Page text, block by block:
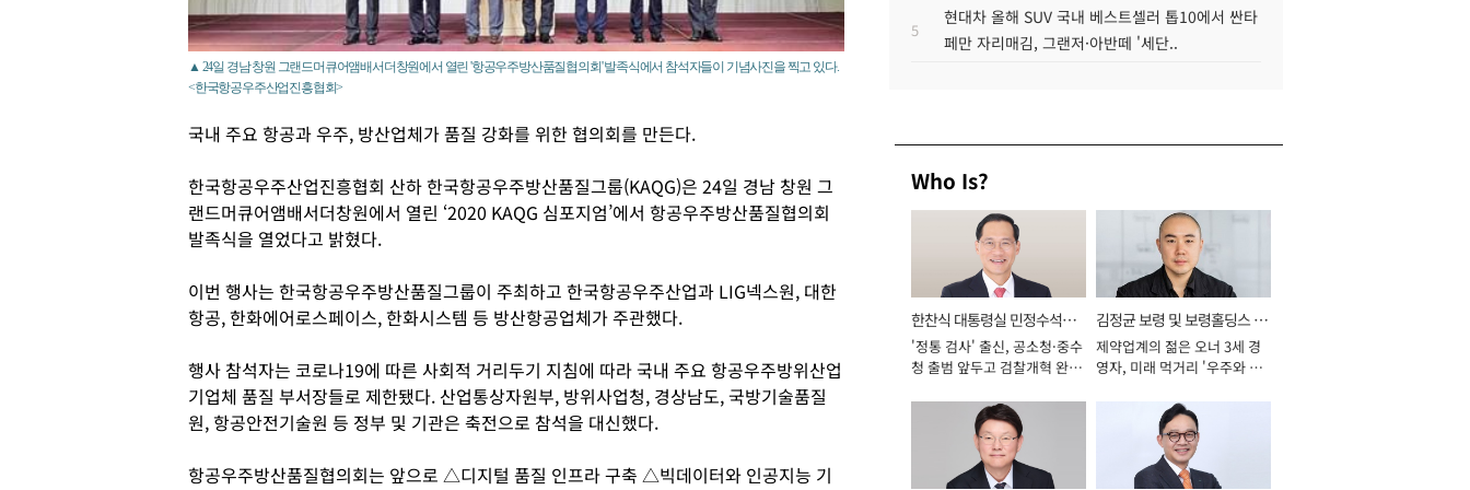
▲ 24일 경남 창원 그랜드머큐어앰배서더창원에서 열린 '항공우주방산품질협의회' 발족식에서 참석자들이 기념사진을 찍고 있다.
<한국항공우주산업진흥협회>
국내 주요 항공과 우주, 방산업체가 품질 강화를 위한 협의회를 만든다.
한국항공우주산업진흥협회 산하 한국항공우주방산품질그룹(KAQG)은 24일 경남 창원 그
랜드머큐어앰배서더창원에서 열린 ‘2020 KAQG 심포지엄’에서 항공우주방산품질협의회
발족식을 열었다고 밝혔다.
이번 행사는 한국항공우주방산품질그룹이 주최하고 한국항공우주산업과 LIG넥스원, 대한
항공, 한화에어로스페이스, 한화시스템 등 방산항공업체가 주관했다.
행사 참석자는 코로나19에 따른 사회적 거리두기 지침에 따라 국내 주요 항공우주방위산업
기업체 품질 부서장들로 제한됐다. 산업통상자원부, 방위사업청, 경상남도, 국방기술품질
원, 항공안전기술원 등 정부 및 기관은 축전으로 참석을 대신했다.
항공우주방산품질협의회는 앞으로 △디지털 품질 인프라 구축 △빅데이터와 인공지능 기
5
현대차 올해 SUV 국내 베스트셀러 톱10에서 싼타
페만 자리매김, 그랜저·아반떼 '세단..
Who Is?
한찬식 대통령실 민정수석비
서관
'정통 검사' 출신, 공소청·중수
청 출범 앞두고 검찰개혁 완수
김정균 보령 및 보령홀딩스 대
표이사 사장
제약업계의 젊은 오너 3세 경
영자, 미래 먹거리 '우주와 헬